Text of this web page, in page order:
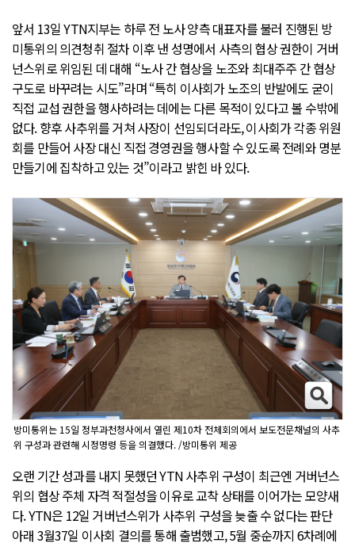
앞서 13일 YTN지부는 하루 전 노사 양측 대표자를 불러 진행된 방
미통위의 의견청취 절차 이후 낸 성명에서 사측의 협상 권한이 거버
넌스위로 위임된 데 대해 “노사 간 협상을 노조와 최대주주 간 협상
구도로 바꾸려는 시도”라며 “특히 이사회가 노조의 반발에도 굳이
직접 교섭 권한을 행사하려는 데에는 다른 목적이 있다고 볼 수밖에
없다. 향후 사추위를 거쳐 사장이 선임되더라도, 이사회가 각종 위원
회를 만들어 사장 대신 직접 경영권을 행사할 수 있도록 전례와 명분
만들기에 집착하고 있는 것”이라고 밝힌 바 있다.
방미통위는 15일 정부과천청사에서 열린 제10차 전체회의에서 보도전문채널의 사추
위 구성과 관련해 시정명령 등을 의결했다. /방미통위 제공
오랜 기간 성과를 내지 못했던 YTN 사추위 구성이 최근엔 거버넌스
위의 협상 주체 자격 적절성을 이유로 교착 상태를 이어가는 모양새
다. YTN은 12일 거버넌스위가 사추위 구성을 늦출 수 없다는 판단
아래 3월37일 이사회 결의를 통해 출범했고, 5월 중순까지 6차례에